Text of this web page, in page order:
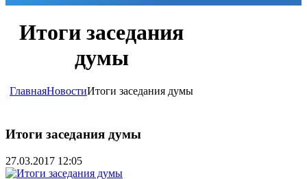
Итоги заседания
думы
ГлавнаяНовостиИтоги заседания думы
Итоги заседания думы
27.03.2017 12:05